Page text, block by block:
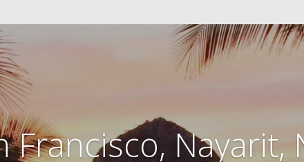
Francisco, Nayarit,